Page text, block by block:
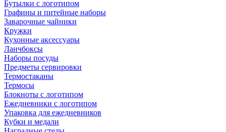
Бутылки с логотипом
Графины и питейные наборы
Заварочные чайники
Кружки
Кухонные аксессуары
Ланчбоксы
Наборы посуды
Предметы сервировки
Термостаканы
Термосы
Блокноты с логотипом
Ежедневники с логотипом
Упаковка для ежедневников
Кубки и медали